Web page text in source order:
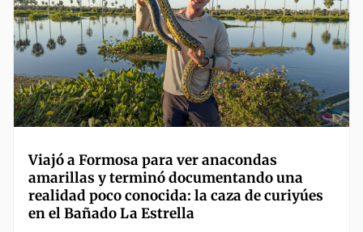
Viajó a Formosa para ver anacondas
amarillas y terminó documentando una
realidad poco conocida: la caza de curiyúes
en el Bañado La Estrella